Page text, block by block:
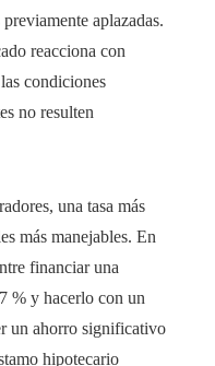
aplazadas.
reacciona con
condiciones
no resulten
una tasa más
más manejables. En
financiar una
% y hacerlo con un
un ahorro significativo
hipotecario